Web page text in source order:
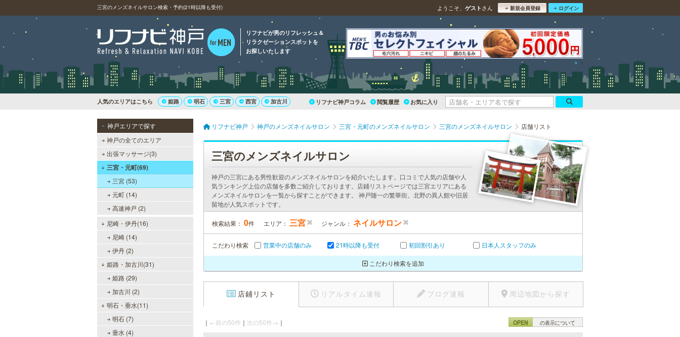
三宮のメンズネイルサロン検索・予約(21時以降も受付) ようこそ、 ゲスト さん 新規会員登録 ログイン
リフナビが男のリフレッシュ＆
リラクゼーションスポットを
お探しいたします
人気のエリアはこちら 姫路 明石 三宮 西宮 加古川 リフナビ神戸コラム 閲覧履歴 お気に入り
神戸エリアで探す
神戸の全てのエリア
出張マッサージ(3)
三宮・元町(69)
三宮 (53)
元町 (14)
高速神戸 (2)
尼崎・伊丹(16)
尼崎 (14)
伊丹 (2)
姫路・加古川(31)
姫路 (29)
加古川 (2)
明石・垂水(11)
明石 (7)
垂水 (4)
リフナビ神戸 神戸のメンズネイルサロン 三宮・元町のメンズネイルサロン 三宮のメンズネイルサロン 店舗リスト
三宮のメンズネイルサロン
神戸の三宮にある男性歓迎のメンズネイルサロンを紹介いたします。口コミで人気の店舗や人
気ランキング上位の店舗を多数ご紹介しております。店鋪リストページでは三宮エリアにある
メンズネイルサロンを一覧から探すことができます。 神戸随一の繁華街。北野の異人館や旧居
留地が人気スポットです。
検索結果： 0件 エリア： 三宮 ジャンル： ネイルサロン
こだわり検索 営業中の店舗のみ 21時以降も受付 初回割引あり 日本人スタッフのみ
こだわり検索を追加
店鋪リスト リアルタイム速報 ブログ速報 周辺地図から探す
｜ ←前の50件 ｜ 次の50件→ ｜ OPEN の表示について